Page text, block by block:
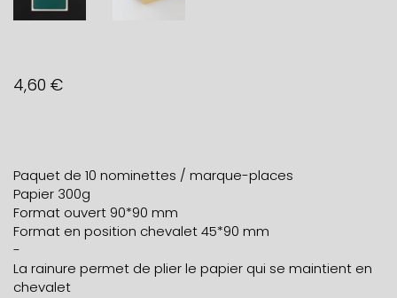
4,60 €
Paquet de 10 nominettes / marque-places
Papier 300g
Format ouvert 90*90 mm
Format en position chevalet 45*90 mm
-
La rainure permet de plier le papier qui se maintient en
chevalet